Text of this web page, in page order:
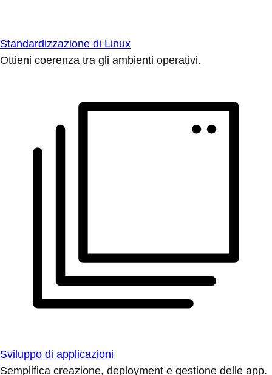
Standardizzazione di Linux
Ottieni coerenza tra gli ambienti operativi.
Sviluppo di applicazioni
Semplifica creazione, deployment e gestione delle app.